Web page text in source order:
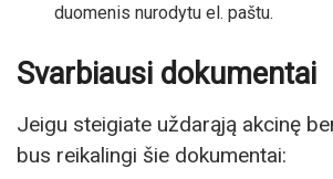
duomenis nurodytu el. paštu.
Svarbiausi dokumentai
Jeigu steigiate uždarąją akcinę
bus reikalingi šie dokumentai: